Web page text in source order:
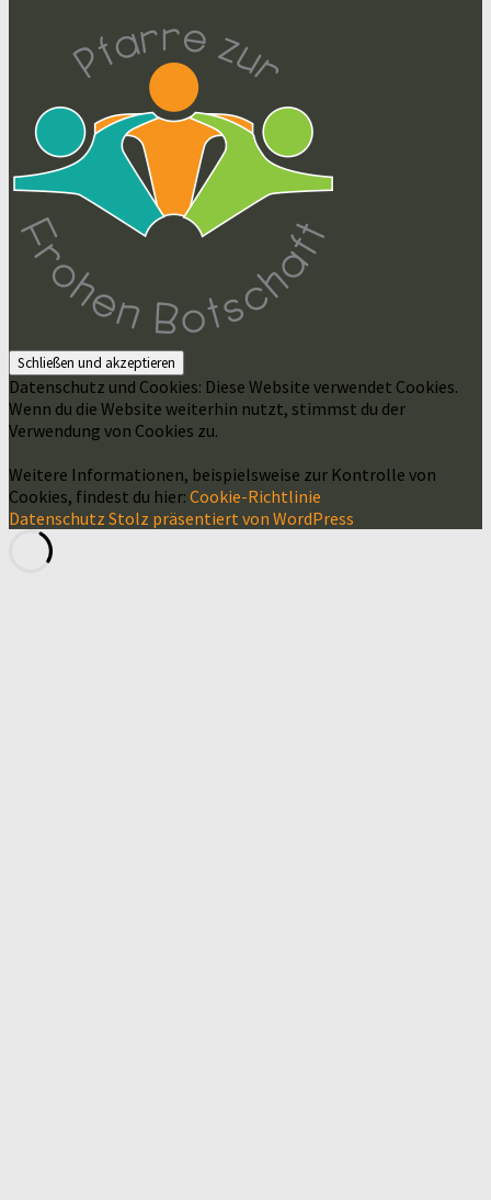
Datenschutz und Cookies: Diese Website verwendet Cookies.
Wenn du die Website weiterhin nutzt, stimmst du der
Verwendung von Cookies zu.
Weitere Informationen, beispielsweise zur Kontrolle von
Cookies, findest du hier: Cookie-Richtlinie
Datenschutz Stolz präsentiert von WordPress